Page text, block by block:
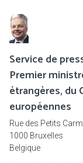
Service de
Premier
étrangères, du
européennes
Rue des Petits
1000 Bruxelles
Belgique